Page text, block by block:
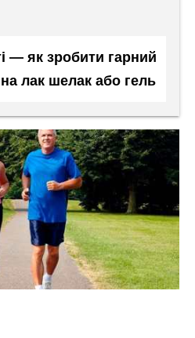
— як зробити гарний
лак шелак або гель